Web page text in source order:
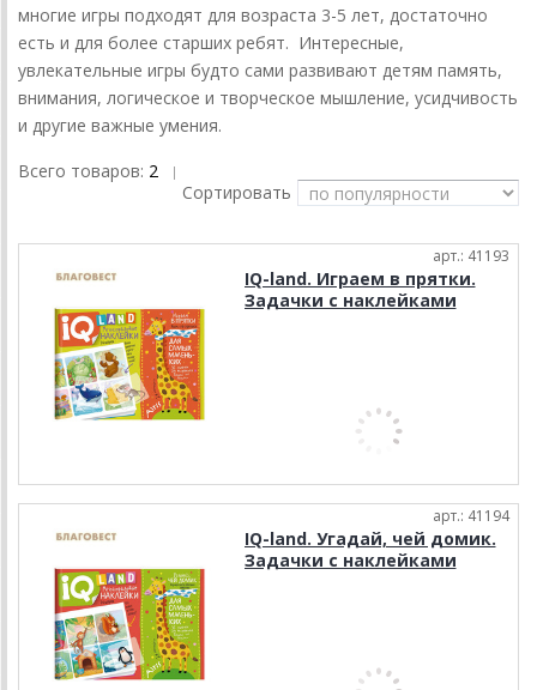
многие игры подходят для возраста 3-5 лет, достаточно
есть и для более старших ребят. Интересные,
увлекательные игры будто сами развивают детям память,
внимания, логическое и творческое мышление, усидчивость
и другие важные умения.
Всего товаров: 2 |
Сортировать
арт.: 41193
IQ-land. Играем в прятки.
Задачки с наклейками
арт.: 41194
IQ-land. Угадай, чей домик.
Задачки с наклейками